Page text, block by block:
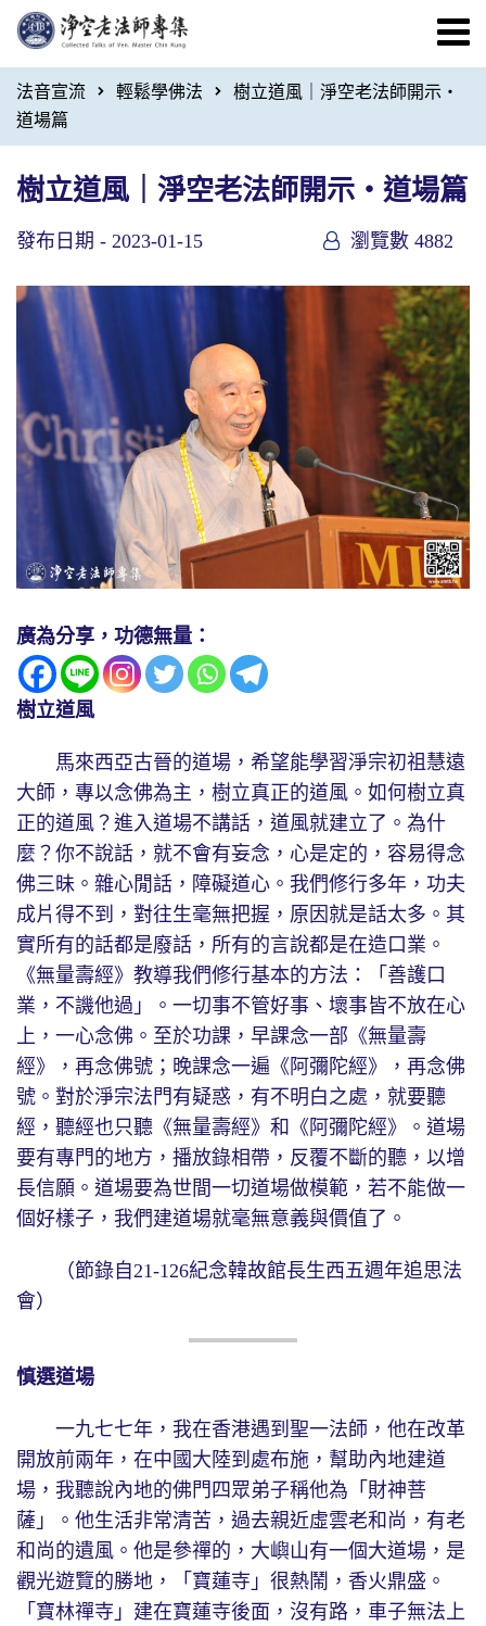
法音宣流 輕鬆學佛法
樹立道風｜淨空老法師開示・
道場篇
樹立道風｜淨空老法師開示・道場篇
發布日期 - 2023-01-15 瀏覽數 4882
廣為分享，功德無量：
樹立道風
馬來西亞古晉的道場，希望能學習淨宗初祖慧遠
大師，專以念佛為主，樹立真正的道風。如何樹立真
正的道風？進入道場不講話，道風就建立了。為什
麼？你不說話，就不會有妄念，心是定的，容易得念
佛三昧。雜心閒話，障礙道心。我們修行多年，功夫
成片得不到，對往生毫無把握，原因就是話太多。其
實所有的話都是廢話，所有的言說都是在造口業。
《無量壽經》教導我們修行基本的方法：「善護口
業，不譏他過」。一切事不管好事、壞事皆不放在心
上，一心念佛。至於功課，早課念一部《無量壽
經》，再念佛號；晚課念一遍《阿彌陀經》，再念佛
號。對於淨宗法門有疑惑，有不明白之處，就要聽
經，聽經也只聽《無量壽經》和《阿彌陀經》。道場
要有專門的地方，播放錄相帶，反覆不斷的聽，以增
長信願。道場要為世間一切道場做模範，若不能做一
個好樣子，我們建道場就毫無意義與價值了。
（節錄自21-126紀念韓故館長生西五週年追思法
會）
慎選道場
一九七七年，我在香港遇到聖一法師，他在改革
開放前兩年，在中國大陸到處布施，幫助內地建道
場，我聽說內地的佛門四眾弟子稱他為「財神菩
薩」。他生活非常清苦，過去親近虛雲老和尚，有老
和尚的遺風。他是參禪的，大嶼山有一個大道場，是
觀光遊覽的勝地，「寶蓮寺」很熱鬧，香火鼎盛。
「寶林禪寺」建在寶蓮寺後面，沒有路，車子無法上